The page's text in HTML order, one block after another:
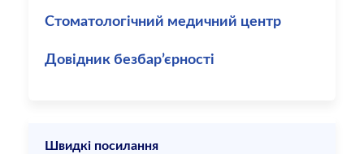
Стоматологічний медичний центр
Довідник безбар’єрності
Швидкі посилання